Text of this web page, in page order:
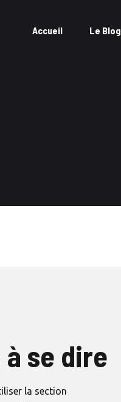
Accueil Le Blog
se dire
la section